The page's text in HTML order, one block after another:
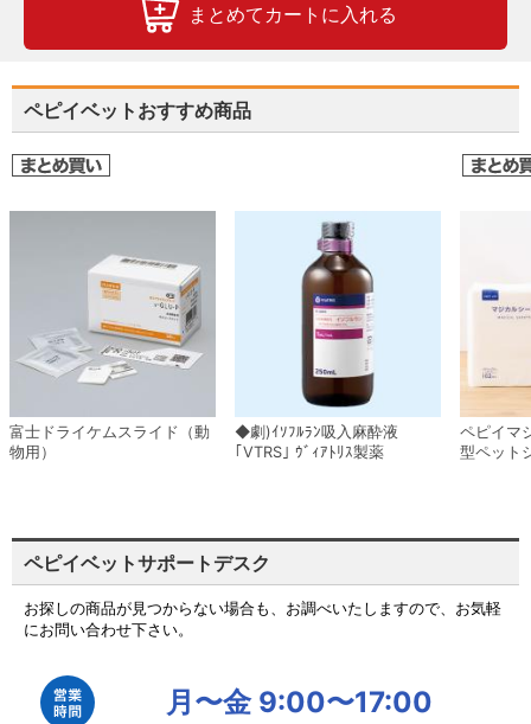
まとめてカートに入れる
ペピイベットおすすめ商品
富士ドライケムスライド（動
物用）
◆劇)ｲｿﾌﾙﾗﾝ吸入麻酔液
｢VTRS｣ ｳﾞｨｱﾄﾘｽ製薬
ペピイマ
型ペット
ペピイベットサポートデスク
お探しの商品が見つからない場合も、お調べいたしますので、お気軽
にお問い合わせ下さい。
月〜金 9:00〜17:00